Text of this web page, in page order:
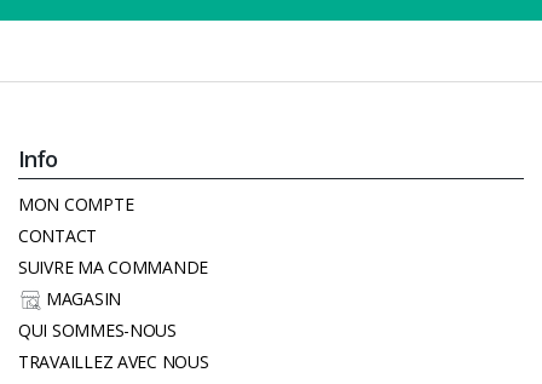
Info
MON COMPTE
CONTACT
SUIVRE MA COMMANDE
MAGASIN
QUI SOMMES-NOUS
TRAVAILLEZ AVEC NOUS